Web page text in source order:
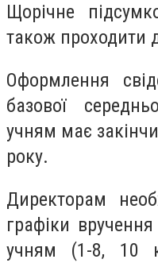
Щорічне
також проходити
Оформлення
базової
учням має
року.
Директорам
графіки
учням (1-8, 10